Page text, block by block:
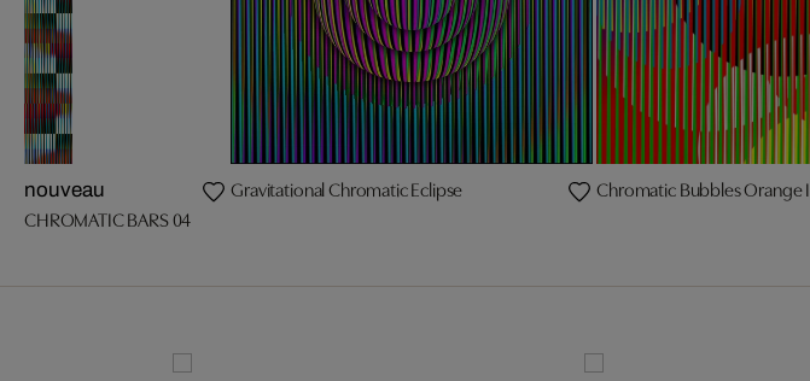
nouveau
CHROMATIC BARS 04
Gravitational Chromatic Eclipse Chromatic Bubbles Orange I